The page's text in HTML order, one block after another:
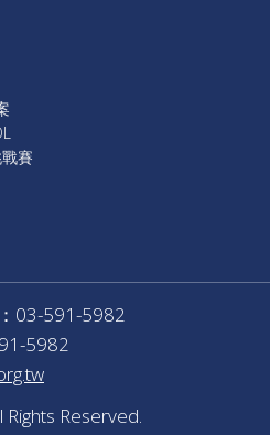
賽
03-591-5982
5982
Reserved.